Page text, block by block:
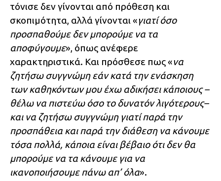
τόνισε δεν γίνονται από πρόθεση και
σκοπιμότητα, αλλά γίνονται «γιατί όσο
προσπαθούμε δεν μπορούμε να τα
αποφύγουμε», όπως ανέφερε
χαρακτηριστικά. Και πρόσθεσε πως «να
ζητήσω συγγνώμη εάν κατά την ενάσκηση
των καθηκόντων μου έχω αδικήσει κάποιους –
θέλω να πιστεύω όσο το δυνατόν λιγότερους–
και να ζητήσω συγγνώμη γιατί παρά την
προσπάθεια και παρά την διάθεση να κάνουμε
τόσα πολλά, κάποια είναι βέβαιο ότι δεν θα
μπορούμε να τα κάνουμε για να
ικανοποιήσουμε πάνω απ’ όλα».